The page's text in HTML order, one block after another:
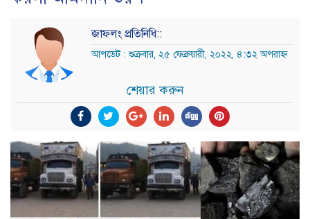
জাফলং প্রতিনিধি::
আপডেট : শুক্রবার, ২৫ ফেব্রুয়ারী, ২০২২, ৪:৩২ অপরাহ্ন
শেয়ার করুন